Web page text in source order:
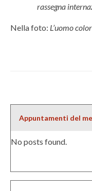
rassegna
Nella foto: L’uomo
Appuntamenti del
No posts found.